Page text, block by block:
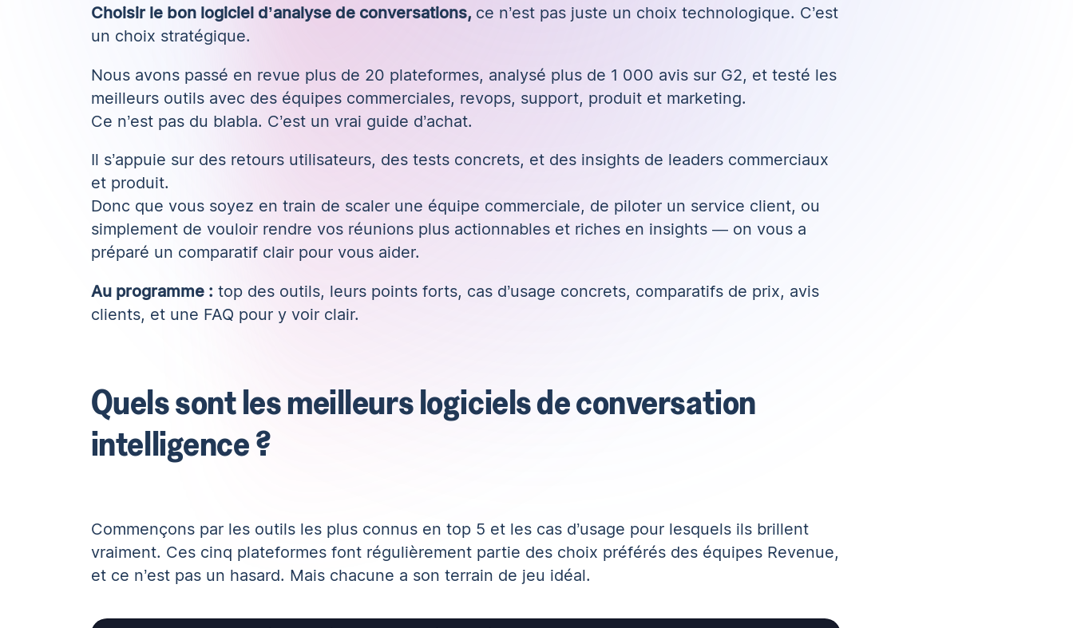
Choisir le bon logiciel d’analyse de conversations, ce n’est pas juste un choix technologique. C’est
un choix stratégique.
Nous avons passé en revue plus de 20 plateformes, analysé plus de 1 000 avis sur G2, et testé les
meilleurs outils avec des équipes commerciales, revops, support, produit et marketing.
Ce n’est pas du blabla. C’est un vrai guide d’achat.
Il s’appuie sur des retours utilisateurs, des tests concrets, et des insights de leaders commerciaux
et produit.
Donc que vous soyez en train de scaler une équipe commerciale, de piloter un service client, ou
simplement de vouloir rendre vos réunions plus actionnables et riches en insights — on vous a
préparé un comparatif clair pour vous aider.
Au programme : top des outils, leurs points forts, cas d’usage concrets, comparatifs de prix, avis
clients, et une FAQ pour y voir clair.
Quels sont les meilleurs logiciels de conversation
intelligence ?
Commençons par les outils les plus connus en top 5 et les cas d’usage pour lesquels ils brillent
vraiment. Ces cinq plateformes font régulièrement partie des choix préférés des équipes Revenue,
et ce n’est pas un hasard. Mais chacune a son terrain de jeu idéal.